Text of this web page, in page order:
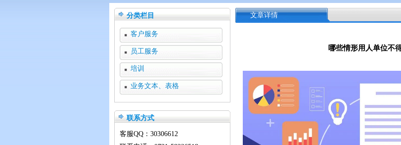
分类栏目
客户服务
员工服务
培训
业务文本、表格
联系方式
客服QQ： 30306612
文章详情
哪些情形用人单位不